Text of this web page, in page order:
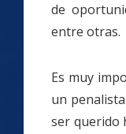
de
entre otras.
Es muy
un
ser querido